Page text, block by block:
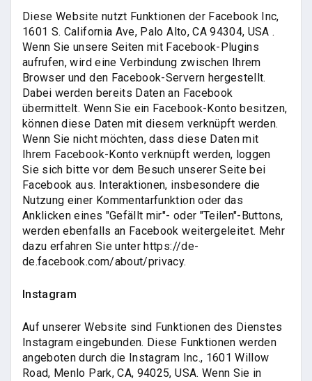
Diese Website nutzt Funktionen der Facebook Inc,
1601 S. California Ave, Palo Alto, CA 94304, USA .
Wenn Sie unsere Seiten mit Facebook-Plugins
aufrufen, wird eine Verbindung zwischen Ihrem
Browser und den Facebook-Servern hergestellt.
Dabei werden bereits Daten an Facebook
übermittelt. Wenn Sie ein Facebook-Konto besitzen,
können diese Daten mit diesem verknüpft werden.
Wenn Sie nicht möchten, dass diese Daten mit
Ihrem Facebook-Konto verknüpft werden, loggen
Sie sich bitte vor dem Besuch unserer Seite bei
Facebook aus. Interaktionen, insbesondere die
Nutzung einer Kommentarfunktion oder das
Anklicken eines "Gefällt mir"- oder "Teilen"-Buttons,
werden ebenfalls an Facebook weitergeleitet. Mehr
dazu erfahren Sie unter https://de-
de.facebook.com/about/privacy.
Instagram
Auf unserer Website sind Funktionen des Dienstes
Instagram eingebunden. Diese Funktionen werden
angeboten durch die Instagram Inc., 1601 Willow
Road, Menlo Park, CA, 94025, USA. Wenn Sie in